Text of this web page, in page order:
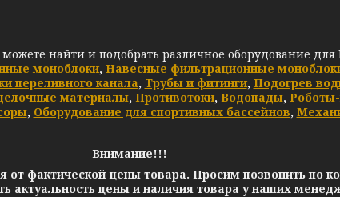
найти и подобрать различное оборудование для
моноблоки, Навесные фильтрационные
переливного канала, Трубы и фитинги, Подогрев
материалы, Противотоки, Водопады,
, Оборудование для спортивных бассейнов,
Внимание!!!
от фактической цены товара. Просим позвонить по
актуальность цены и наличия товара у наших